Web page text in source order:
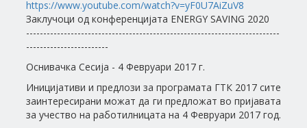
https://www.youtube.com/watch?v=yF0U7AiZuV8
Заклучоци од конференцијата ENERGY SAVING 2020
--------------------------------------------------------------------------
------------------------
Оснивачка Сесија - 4 Февруари 2017 г.
Иницијативи и предлози за програмата ГТК 2017 сите
заинтересирани можат да ги предложат во пријавата
за учество на работилницата на 4 Февруари 2017 год.